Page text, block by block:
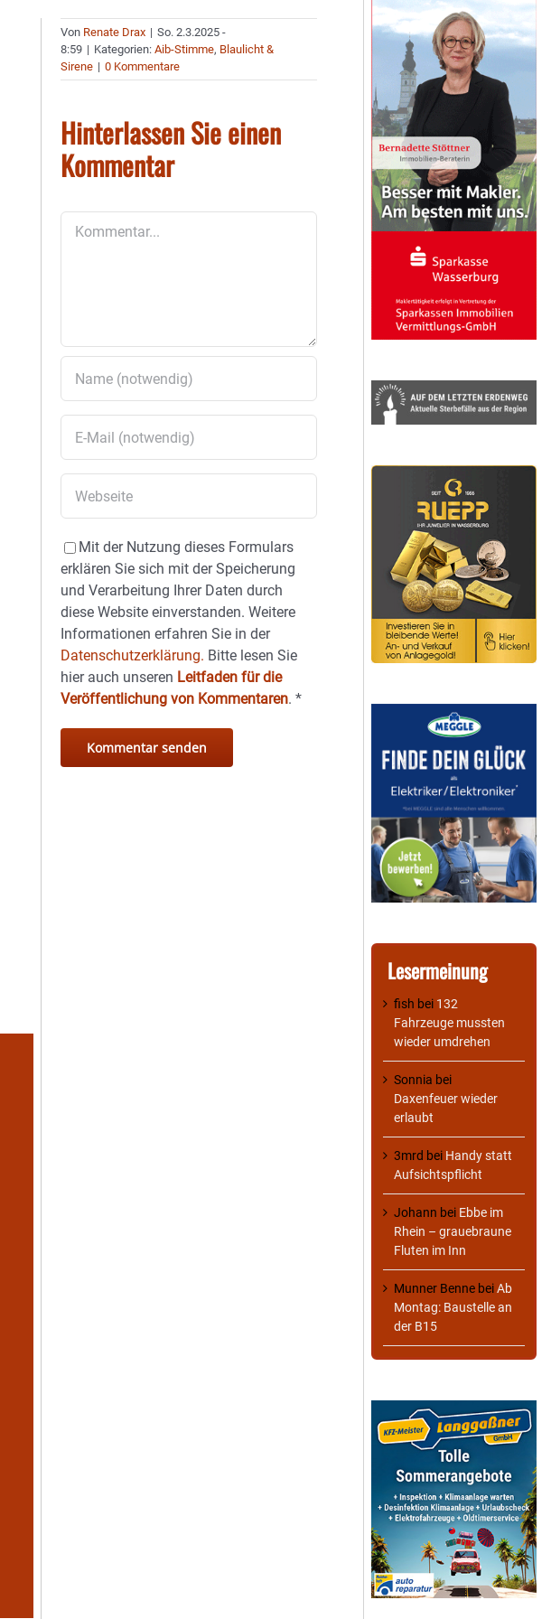
Von Renate Drax | So. 2.3.2025 -
8:59 | Kategorien:Aib-Stimme, Blaulicht &
Sirene | 0 Kommentare
Hinterlassen Sie einen
Kommentar
Mit der Nutzung dieses Formulars
erklären Sie sich mit der Speicherung
und Verarbeitung Ihrer Daten durch
diese Website einverstanden. Weitere
Informationen erfahren Sie in der
Datenschutzerklärung. Bitte lesen Sie
hier auch unseren Leitfaden für die
Veröffentlichung von Kommentaren.*
Lesermeinung
fish bei 132
Fahrzeuge mussten
wieder umdrehen
Sonnia bei
Daxenfeuer wieder
erlaubt
3mrd bei Handy statt
Aufsichtspflicht
Johann bei Ebbe im
Rhein – grauebraune
Fluten im Inn
Munner Benne beiAb
Montag: Baustelle an
der B15